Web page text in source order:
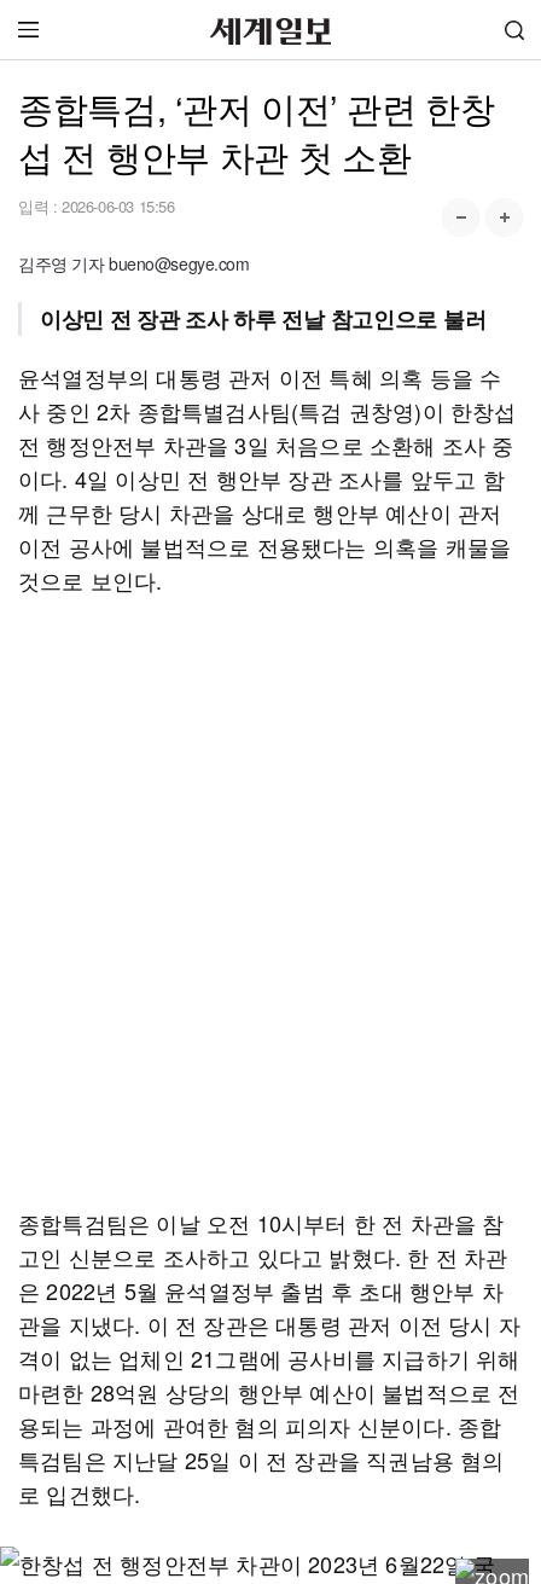
종합특검, ‘관저 이전’ 관련 한창
섭 전 행안부 차관 첫 소환
입력 : 2026-06-03 15:56
김주영 기자 bueno@segye.com
이상민 전 장관 조사 하루 전날 참고인으로 불러
윤석열정부의 대통령 관저 이전 특혜 의혹 등을 수
사 중인 2차 종합특별검사팀(특검 권창영)이 한창섭
전 행정안전부 차관을 3일 처음으로 소환해 조사 중
이다. 4일 이상민 전 행안부 장관 조사를 앞두고 함
께 근무한 당시 차관을 상대로 행안부 예산이 관저
이전 공사에 불법적으로 전용됐다는 의혹을 캐물을
것으로 보인다.
종합특검팀은 이날 오전 10시부터 한 전 차관을 참
고인 신분으로 조사하고 있다고 밝혔다. 한 전 차관
은 2022년 5월 윤석열정부 출범 후 초대 행안부 차
관을 지냈다. 이 전 장관은 대통령 관저 이전 당시 자
격이 없는 업체인 21그램에 공사비를 지급하기 위해
마련한 28억원 상당의 행안부 예산이 불법적으로 전
용되는 과정에 관여한 혐의 피의자 신분이다. 종합
특검팀은 지난달 25일 이 전 장관을 직권남용 혐의
로 입건했다.